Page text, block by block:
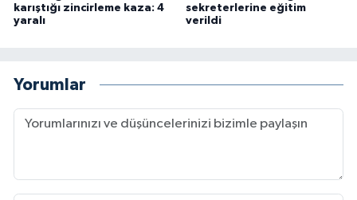
karıştığı zincirleme kaza: 4
yaralı
sekreterlerine eğitim
verildi
Yorumlar